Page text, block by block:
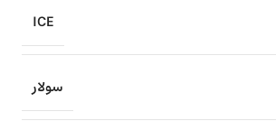
ICE
سولار